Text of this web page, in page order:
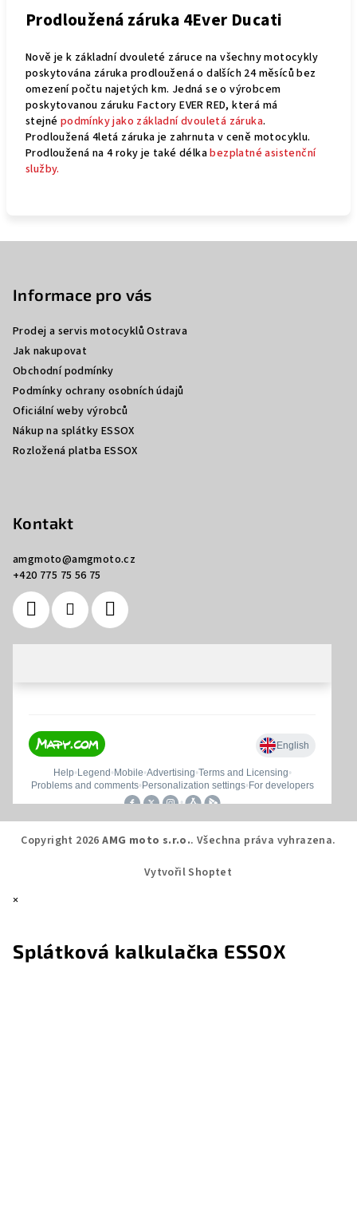
Prodloužená záruka 4Ever Ducati
Nově je k základní dvouleté záruce na všechny motocykly
poskytována záruka prodloužená o dalších 24 měsíců bez
omezení počtu najetých km. Jedná se o výrobcem
poskytovanou záruku Factory EVER RED, která má
stejné podmínky jako základní dvouletá záruka.
Prodloužená 4letá záruka je zahrnuta v ceně motocyklu.
Prodloužená na 4 roky je také délkabezplatné asistenční
služby.
Informace pro vás
Prodej a servis motocyklů Ostrava
Jak nakupovat
Obchodní podmínky
Podmínky ochrany osobních údajů
Oficiální weby výrobců
Nákup na splátky ESSOX
Rozložená platba ESSOX
Kontakt
amgmoto@amgmoto.cz
+420 775 75 56 75
Copyright 2026AMG moto s.r.o.. Všechna práva vyhrazena.
Vytvořil Shoptet
×
Splátková kalkulačka ESSOX